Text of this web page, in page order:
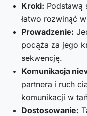
Kroki: Podstawą
łatwo rozwinąć
Prowadzenie:
podąża za jego
sekwencję.
Komunikacja
partnera i ruch
komunikacji w
Dostosowanie: